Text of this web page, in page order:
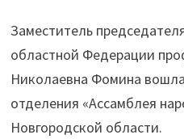
Заместитель
областной Федерации
Николаевна Фомина
отделения «Ассамблея
Новгородской области.